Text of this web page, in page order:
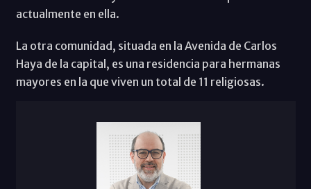
actualmente en ella.
La otra comunidad, situada en la Avenida de Carlos
Haya de la capital, es una residencia para hermanas
mayores en la que viven un total de 11 religiosas.